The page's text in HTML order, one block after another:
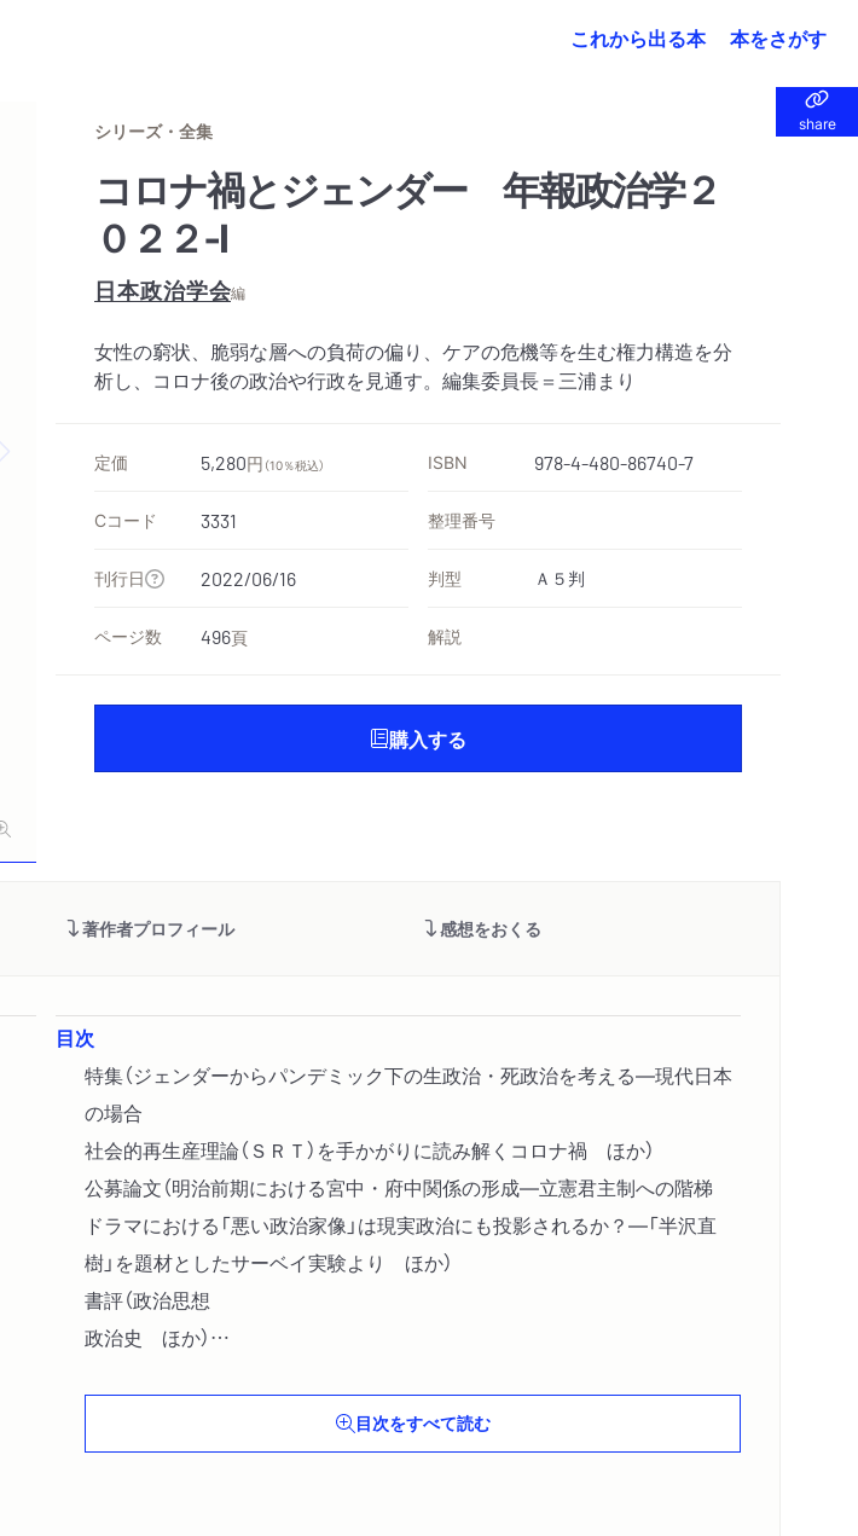
これから出る本 本をさがす
share
share
シリーズ・全集
コロナ禍とジェンダー 年報政治学２
０２２‐Ⅰ
日本政治学会編
女性の窮状、脆弱な層への負荷の偏り、ケアの危機等を生む権力構造を分
析し、コロナ後の政治や行政を見通す。編集委員長＝三浦まり
定価 5,280円 （10％税込） ISBN 978-4-480-86740-7
Cコード 3331 整理番号
刊行日 2022/06/16 判型 Ａ５判
ページ数 496頁 解説
購入する
著作者プロフィール 感想をおくる
目次
特集（ジェンダーからパンデミック下の生政治・死政治を考える―現代日本
の場合
社会的再生産理論（ＳＲＴ）を手かがりに読み解くコロナ禍 ほか）
公募論文（明治前期における宮中・府中関係の形成―立憲君主制への階梯
ドラマにおける「悪い政治家像」は現実政治にも投影されるか？―「半沢直
樹」を題材としたサーベイ実験より ほか）
書評（政治思想
政治史 ほか）
目次をすべて読む